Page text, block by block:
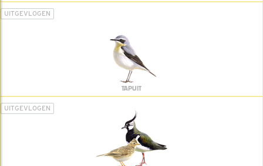
UITGEVLOGEN
TAPUIT
UITGEVLOGEN